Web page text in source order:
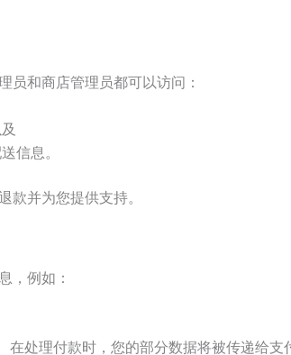
员和商店管理员都可以访问：
信息。
款并为您提供支持。
，例如：
处理付款时，您的部分数据将被传递给